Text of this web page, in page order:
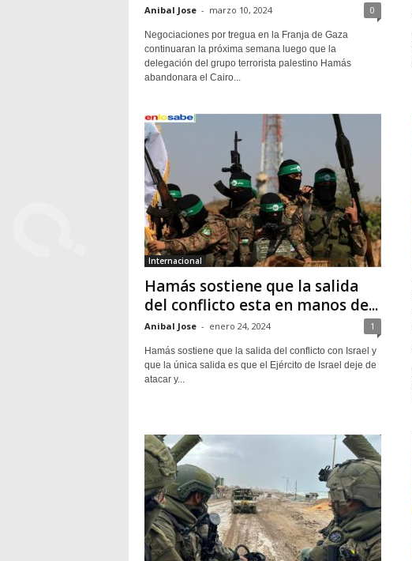
Anibal Jose - marzo 10, 2024 0
Negociaciones por tregua en la Franja de Gaza
continuaran la próxima semana luego que la
delegación del grupo terrorista palestino Hamás
abandonara el Cairo...
Internacional
Hamás sostiene que la salida
del conflicto esta en manos de...
Anibal Jose - enero 24, 2024 1
Hamás sostiene que la salida del conflicto con Israel y
que la única salida es que el Ejército de Israel deje de
atacar y...